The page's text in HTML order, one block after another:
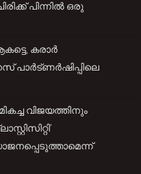
പിന്നിൽ ഒരു
കരാർ
പാർട്ണർഷിപ്പിലെ
വിജയത്തിനും